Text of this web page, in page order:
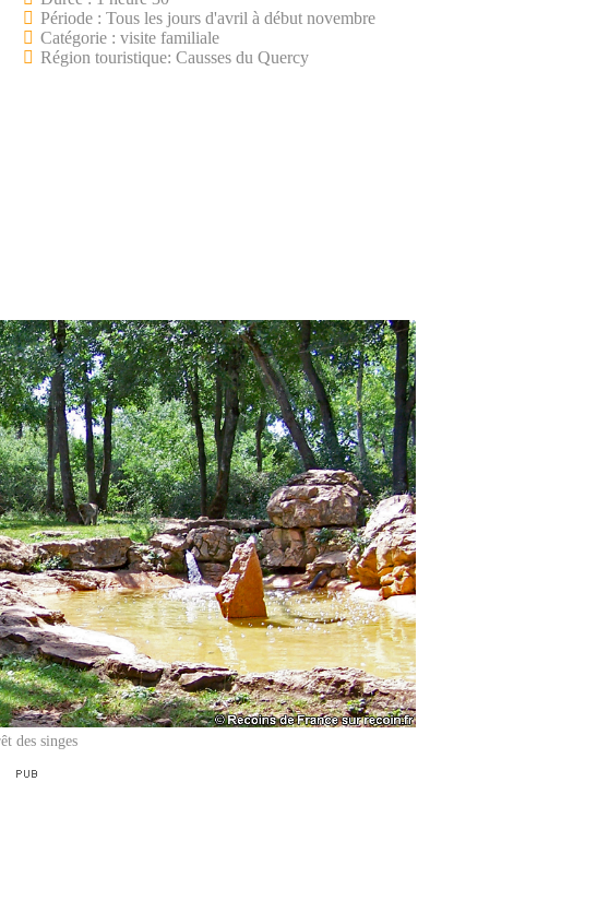
Période : Tous les jours d'avril à début novembre
Catégorie : visite familiale
Région touristique: Causses du Quercy
des singes